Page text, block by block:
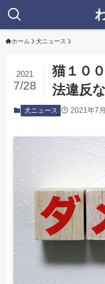
ホーム 犬ニュース
猫１０
法違反
2021
7/28
犬ニュース 2021年7